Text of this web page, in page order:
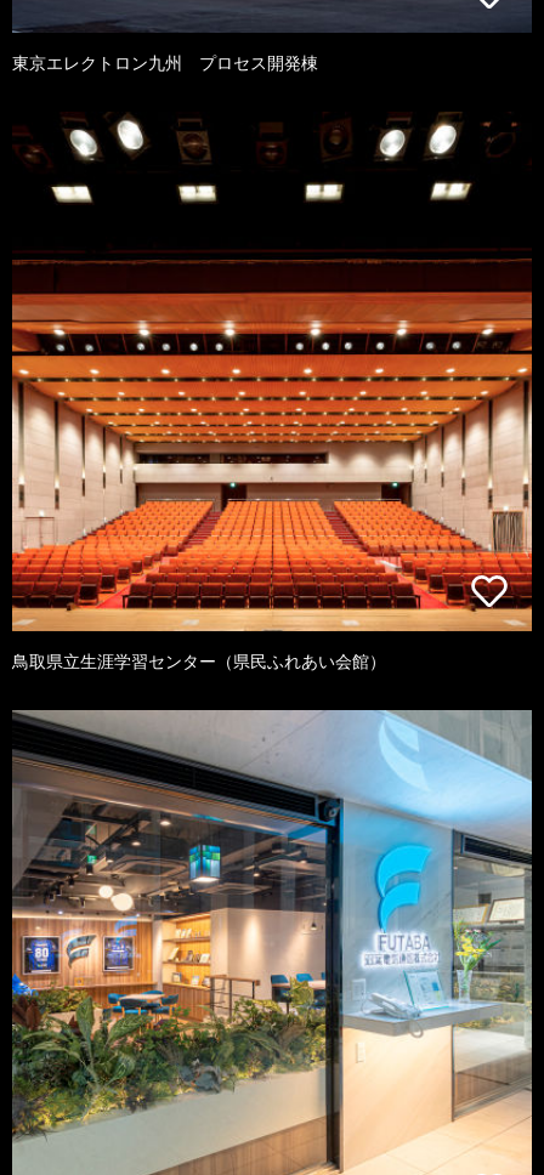
東京エレクトロン九州 プロセス開発棟
鳥取県立生涯学習センター（県民ふれあい会館）